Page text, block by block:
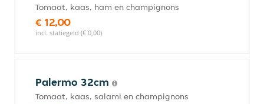
Tomaat, kaas, ham en champignons
€ 12,00
incl. statiegeld (€ 0,00)
Palermo 32cm
Tomaat, kaas, salami en champignons